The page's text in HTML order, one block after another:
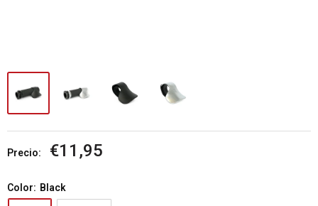
Precio:
Precio
venta
€11,95
Color: Black